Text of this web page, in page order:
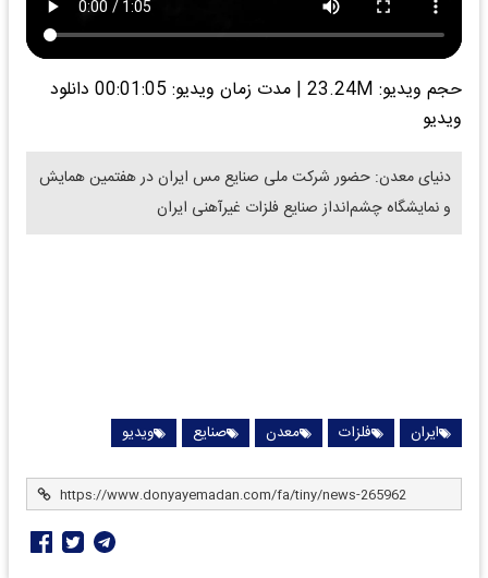
حجم ویدیو: 23.24M | مدت زمان ویدیو: 00:01:05
دانلود
ویدیو
دنیای معدن: حضور شرکت ملی صنایع مس ایران در هفتمین همایش
و نمایشگاه چشم‌انداز صنایع فلزات غیرآهنی ایران
ایران فلزات معدن صنایع ویدیو